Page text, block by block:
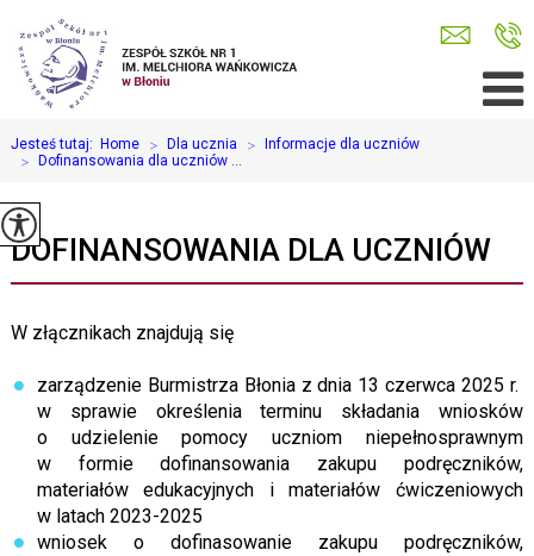
Jesteś tutaj: Home > Dla ucznia > Informacje dla uczniów
> Dofinansowania dla uczniów ...
DOFINANSOWANIA DLA UCZNIÓW
W złącznikach znajdują się
zarządzenie Burmistrza Błonia z dnia 13 czerwca 2025 r.
w sprawie określenia terminu składania wniosków
o udzielenie pomocy uczniom niepełnosprawnym
w formie dofinansowania zakupu podręczników,
materiałów edukacyjnych i materiałów ćwiczeniowych
w latach 2023-2025
wniosek o dofinasowanie zakupu podręczników,